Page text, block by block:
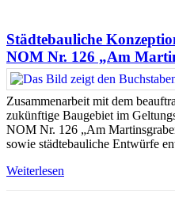
Städtebauliche
NOM Nr. 126 „Am
Zusammenarbeit mit dem
zukünftige Baugebiet im
NOM Nr. 126 „Am
sowie städtebauliche Entwürfe
Weiterlesen